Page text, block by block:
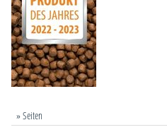
» Seiten